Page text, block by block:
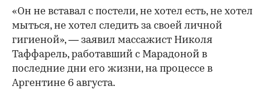
«Он не вставал с постели, не хотел есть, не хотел
мыться, не хотел следить за своей личной
гигиеной», — заявил массажист Николя
Таффарель, работавший с Марадоной в
последние дни его жизни, на процессе в
Аргентине 6 августа.